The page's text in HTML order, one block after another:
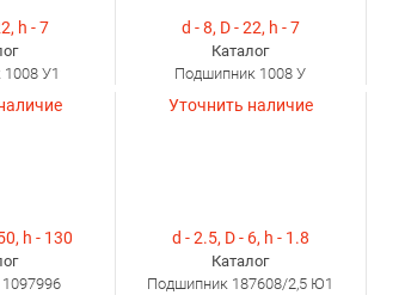
h - 7
У1
d - 8, D - 22, h - 7
Каталог
Подшипник 1008 У
Уточнить наличие
h - 130 d - 2.5, D - 6, h - 1.8
Каталог
Подшипник 187608/2,5 Ю1